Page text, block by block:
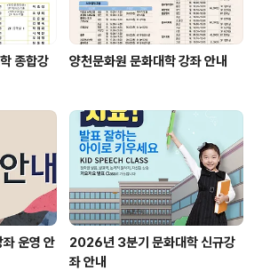
종합강
양천문화원 문화대학 강좌 안내
운영 안
2026년 3분기 문화대학 신규강
좌 안내